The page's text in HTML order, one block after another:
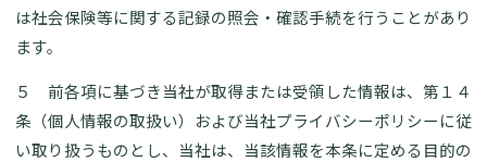
は社会保険等に関する記録の照会・確認手続を行うことがあり
ます。
５ 前各項に基づき当社が取得または受領した情報は、第１４
条（個人情報の取扱い）および当社プライバシーポリシーに従
い取り扱うものとし、当社は、当該情報を本条に定める目的の